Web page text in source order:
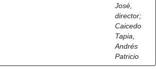
José,
director;
Caicedo
Tapia,
Andrés
Patricio